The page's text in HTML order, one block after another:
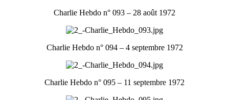
Charlie Hebdo n° 093 – 28 août 1972
Charlie Hebdo n° 094 – 4 septembre 1972
Charlie Hebdo n° 095 – 11 septembre 1972